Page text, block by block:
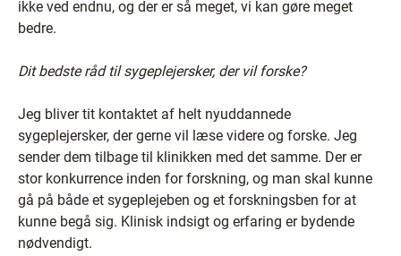
ikke ved endnu, og der er så meget, vi kan gøre meget
bedre.
Dit bedste råd til sygeplejersker, der vil forske?
Jeg bliver tit kontaktet af helt nyuddannede
sygeplejersker, der gerne vil læse videre og forske. Jeg
sender dem tilbage til klinikken med det samme. Der er
stor konkurrence inden for forskning, og man skal kunne
gå på både et sygeplejeben og et forskningsben for at
kunne begå sig. Klinisk indsigt og erfaring er bydende
nødvendigt.